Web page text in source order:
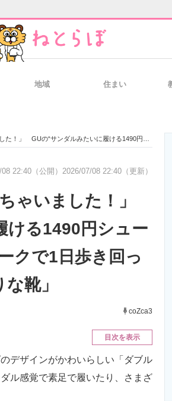
経営リーダー
製造業のIT導
電子設計の基本と応用 エネルギーの
地域 住まい
ける1490円シューズ”が大好評 「テーマパークで1日歩き回っても疲れない」「大当たりな靴」
22:40（公開） 2026/07/08 22:40（更新）
ちゃいました！」
ける1490円シュー
クで1日歩き回っ
靴」
coZca3
目次を表示
デザインがかわいらしい「ダブル
ル感覚で素足で履いたり、さまざ